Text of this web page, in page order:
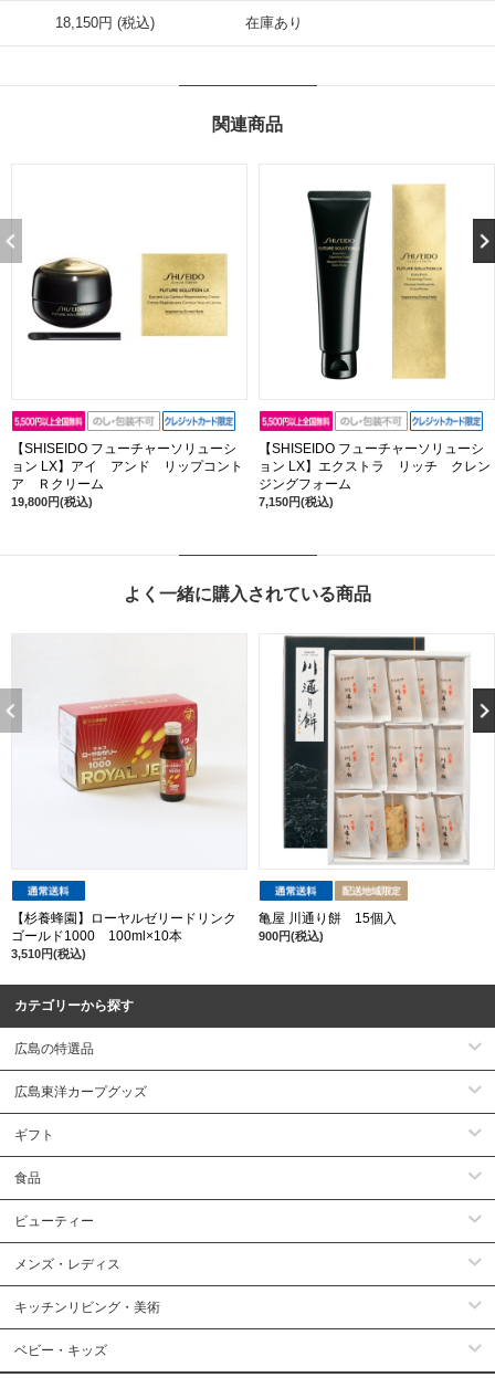
18,150円 (税込) 在庫あり
関連商品
【SHISEIDO フューチャーソリューシ
ョン LX】アイ アンド リップコント
ア Ｒクリーム
19,800円(税込)
【SHISEIDO フューチャーソリューシ
ョン LX】エクストラ リッチ クレン
ジングフォーム
7,150円(税込)
よく一緒に購入されている商品
【杉養蜂園】ローヤルゼリードリンク
ゴールド1000 100ml×10本
3,510円(税込)
亀屋 川通り餅 15個入
900円(税込)
カテゴリーから探す
広島の特選品
広島東洋カープグッズ
ギフト
食品
ビューティー
メンズ・レディス
キッチンリビング・美術
ベビー・キッズ